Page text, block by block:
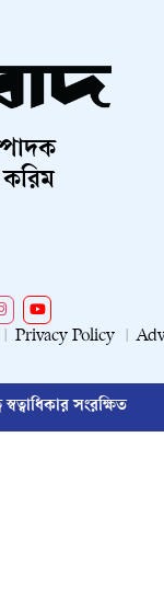
করিম
Privacy Policy
সংরক্ষিত